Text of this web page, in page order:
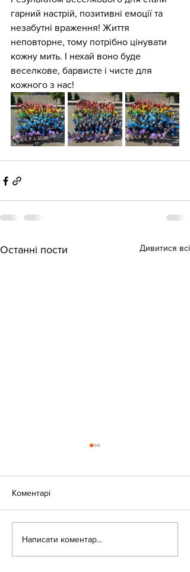
гарний настрій, позитивні емоції та
незабутні враження! Життя
неповторне, тому потрібно цінувати
кожну мить. І нехай воно буде
веселкове, барвисте і чисте для
кожного з нас!
Останні пости Дивитися всі
Коментарі
Написати коментар...